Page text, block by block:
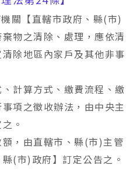
關【直轄市政府、縣(市)
物之清除、處理，應依清
除地區內家戶及其他非事
計算方式、繳費流程、繳
項之徵收辦法，由中央主
。
，由直轄市、縣(市)主管
(市)政府】訂定公告之。